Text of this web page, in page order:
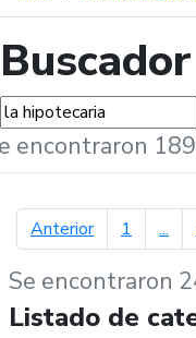
encontraron
Anteriorpágina
1 ...
Se encontraron
Listado de